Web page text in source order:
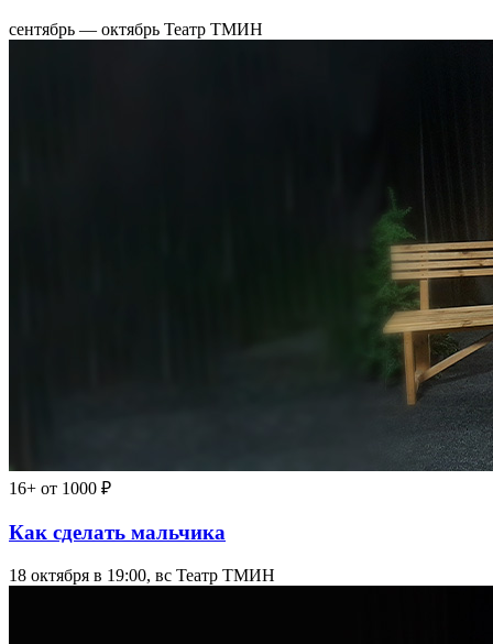
сентябрь — октябрь Театр ТМИН
16+ от 1000 ₽
Как сделать мальчика
18 октября в 19:00, вс Театр ТМИН